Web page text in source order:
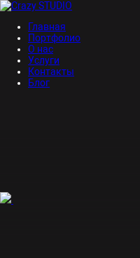
Главная
Портфолио
О нас
Услуги
Контакты
Блог